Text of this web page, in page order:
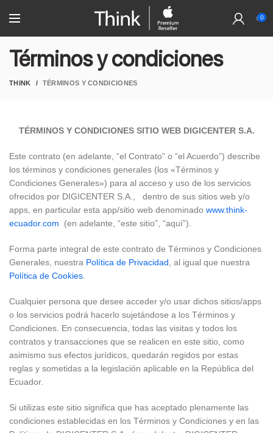
0
Términos y condiciones
THINK TÉRMINOS Y CONDICIONES
TÉRMINOS Y CONDICIONES SITIO WEB DIGICENTER S.A.
Este contrato (en adelante, “el Contrato” o “el Acuerdo”) describe
los términos y condiciones generales (los «Términos y
Condiciones Generales») para al acceso y uso de los servicios
ofrecidos por DIGICENTER S.A., dentro de sus sitios web y/o
apps, en particular esta app/sitio web denominado www.think-
ecuador.com (en adelante, “este sitio”, “aquí”).
Forma parte integral de este contrato de Términos y Condiciones
Generales, nuestra Política de Privacidad , al igual que nuestra
Política de Cookies
Cualquier persona que desee acceder y/o usar dichos sitios/apps
o los servicios podrá hacerlo sujetándose a los Términos y
Condiciones. En consecuencia, todas las visitas y todos los
contratos y transacciones que se realicen en este sitio, como
asimismo sus efectos jurídicos, quedarán regidos por estas
reglas y sometidas a la legislación aplicable en la República del
Ecuador.
Si utilizas este sitio significa que has aceptado plenamente las
condiciones establecidas en los Términos y Condiciones y en las